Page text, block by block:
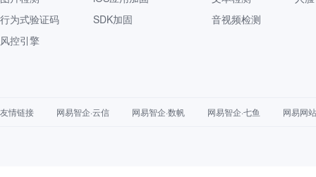
行为式验证码
风控引擎
SDK加固
音视频检测
友情链接 网易智企·云信 网易智企·数帆 网易智企·七鱼 网易网